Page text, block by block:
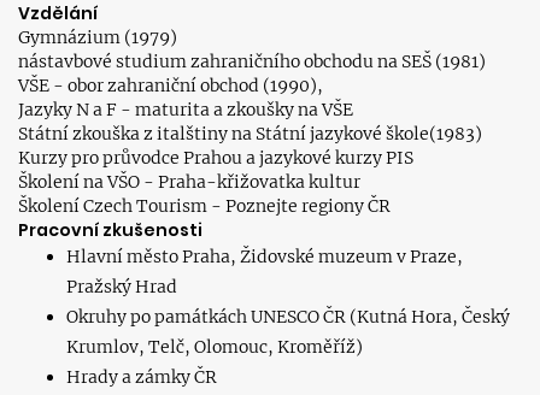
Vzdělání
Gymnázium (1979)
nástavbové studium zahraničního obchodu na SEŠ (1981)
VŠE - obor zahraniční obchod (1990),
Jazyky N a F - maturita a zkoušky na VŠE
Státní zkouška z italštiny na Státní jazykové škole(1983)
Kurzy pro průvodce Prahou a jazykové kurzy PIS
Školení na VŠO - Praha-křižovatka kultur
Školení Czech Tourism - Poznejte regiony ČR
Pracovní zkušenosti
Hlavní město Praha, Židovské muzeum v Praze,
Pražský Hrad
Okruhy po památkách UNESCO ČR (Kutná Hora, Český
Krumlov, Telč, Olomouc, Kroměříž)
Hrady a zámky ČR